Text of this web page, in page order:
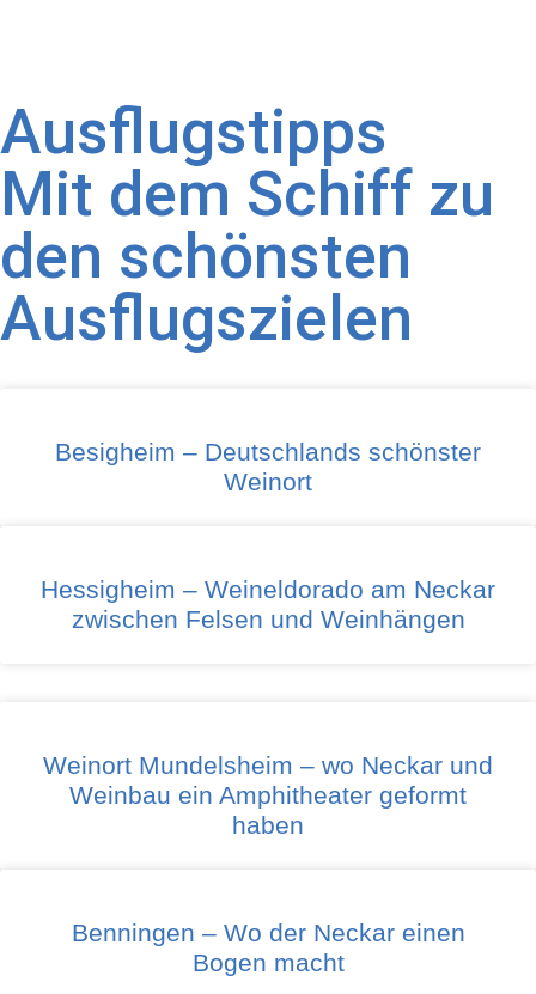
Ausflugstipps
Mit dem Schiff zu
den schönsten
Ausflugszielen
Besigheim – Deutschlands schönster
Weinort
Hessigheim – Weineldorado am Neckar
zwischen Felsen und Weinhängen
Weinort Mundelsheim – wo Neckar und
Weinbau ein Amphitheater geformt
haben
Benningen – Wo der Neckar einen
Bogen macht